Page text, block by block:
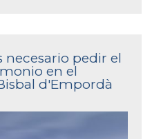
necesario pedir el
en el
d'Empordà